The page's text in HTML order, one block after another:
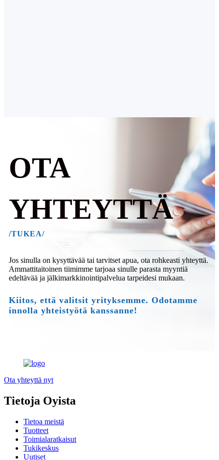
OTA
YHTEYTTÄ
/TUKEA/
Jos sinulla on kysyttävää tai tarvitset apua, ota rohkeasti yhteyttä.
Ammattitaitoinen tiimimme tarjoaa sinulle parasta myyntiä
edeltävää ja jälkimarkkinointipalvelua tarpeidesi mukaan.
Kiitos, että valitsit yrityksemme. Odotamme
innolla yhteistyötä kanssanne!
Ota yhteyttä nyt
Tietoja Oyista
Tietoa meistä
Tuotteet
Toimialaratkaisut
Tukikeskus
Uutiset